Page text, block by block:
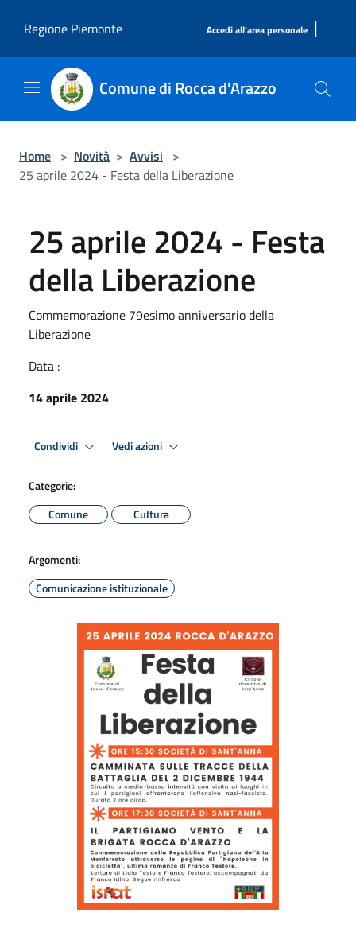
Regione Piemonte
Accedi all'area personale |
Comune di Rocca d'Arazzo
Home > Novità > Avvisi >
25 aprile 2024 - Festa della Liberazione
25 aprile 2024 - Festa
della Liberazione
Commemorazione 79esimo anniversario della
Liberazione
Data :
14 aprile 2024
Condividi Vedi azioni
Categorie:
Comune
Cultura
Argomenti:
Comunicazione istituzionale